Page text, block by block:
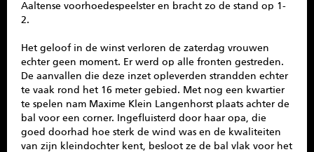
Aaltense voorhoedespeelster en bracht zo de stand op 1-
2.
Het geloof in de winst verloren de zaterdag vrouwen
echter geen moment. Er werd op alle fronten gestreden.
De aanvallen die deze inzet opleverden strandden echter
te vaak rond het 16 meter gebied. Met nog een kwartier
te spelen nam Maxime Klein Langenhorst plaats achter de
bal voor een corner. Ingefluisterd door haar opa, die
goed doorhad hoe sterk de wind was en de kwaliteiten
van zijn kleindochter kent, besloot ze de bal vlak voor het